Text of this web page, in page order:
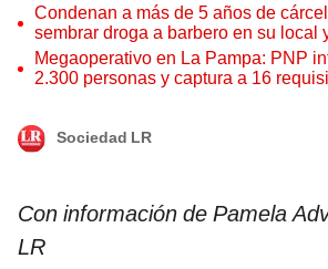
Condenan a más de 5 años de
sembrar droga a barbero en su local
Megaoperativo en La Pampa: PNP
2.300 personas y captura a 16
Sociedad LR
Con información de Pamela
LR